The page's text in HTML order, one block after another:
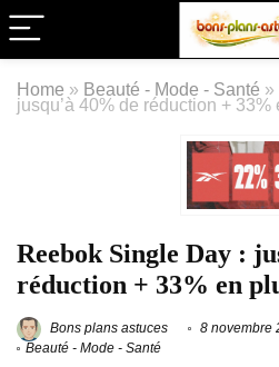
Home » Beauté - Mode - Santé »
jusqu’à 40% de réduction + 33%
Reebok Single Day :
réduction + 33% en
Bons plans astuces
8 novembre
Beauté - Mode - Santé